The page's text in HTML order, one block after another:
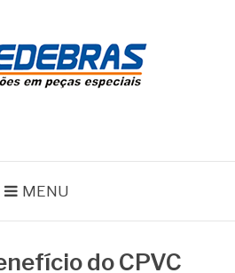
MENU
do CPVC